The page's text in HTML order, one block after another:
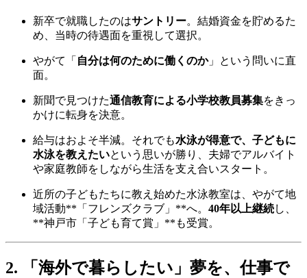
新卒で就職したのはサントリー。結婚資金を貯めるた
め、当時の待遇面を重視して選択。
やがて「 自分は何のために働くのか」という問いに直
面。
新聞で見つけた通信教育による小学校教員募集をきっ
かけに転身を決意。
給与はおよそ半減。それでも水泳が得意で、子どもに
水泳を教えたいという思いが勝り、夫婦でアルバイト
や家庭教師をしながら生活を支え合いスタート。
近所の子どもたちに教え始めた水泳教室は、やがて地
域活動**「フレンズクラブ」**へ。 40年以上継続し、
**神戸市「子ども育て賞」**も受賞。
2. 「海外で暮らしたい」夢を、仕事で